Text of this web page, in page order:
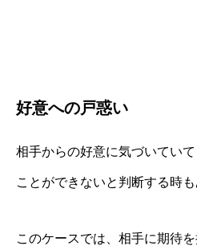
好意への戸惑い
相手からの好意に気づいてい
ことができないと判断する時も
このケースでは、相手に期待